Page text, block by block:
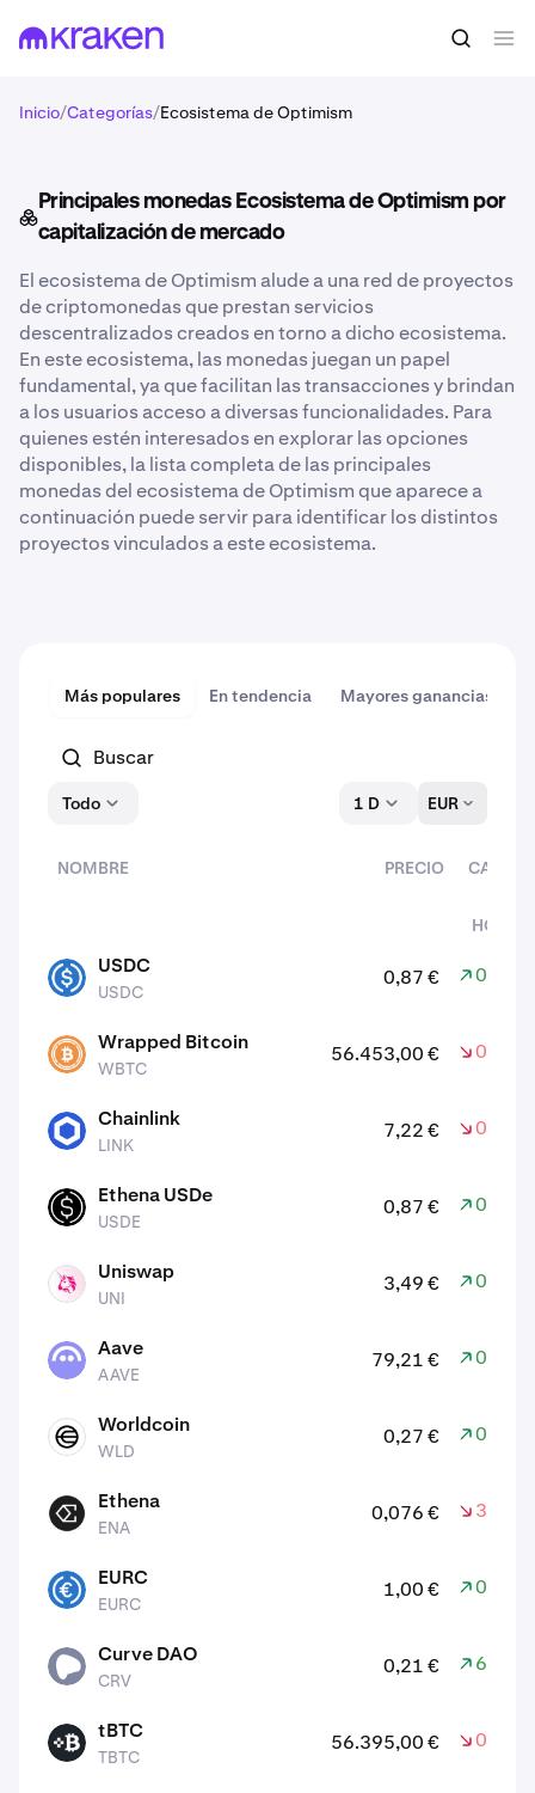
Inicio/Categorías/Ecosistema de Optimism
Principales monedas Ecosistema de Optimism por
capitalización de mercado
El ecosistema de Optimism alude a una red de proyectos
de criptomonedas que prestan servicios
descentralizados creados en torno a dicho ecosistema.
En este ecosistema, las monedas juegan un papel
fundamental, ya que facilitan las transacciones y brindan
a los usuarios acceso a diversas funcionalidades. Para
quienes estén interesados en explorar las opciones
disponibles, la lista completa de las principales
monedas del ecosistema de Optimism que aparece a
continuación puede servir para identificar los distintos
proyectos vinculados a este ecosistema.
Más populares En tendencia Mayores ganancias
Todo 1 D EUR
NOMBRE PRECIO
CAMBIO
HORAS)
USDC USDC
USDC
0,87 € 0,00 %
WBTC Wrapped Bitcoin
WBTC
56.453,00 € 0,10 %
Chainlink
LINK
7,22 € 0,50 %
USDE Ethena USDe
USDE
0,87 € 0,00 %
UNI Uniswap
UNI
3,49 € 0,30 %
AAVE Aave
AAVE
79,21 € 0,80 %
WLD Worldcoin
WLD
0,27 € 0,90 %
ENA Ethena
ENA
0,076 € 3,90 %
EURC EURC
EURC
1,00 € 0,00 %
Curve DAO
CRV
0,21 € 6,00 %
TBTC tBTC
TBTC
56.395,00 € 0,20 %